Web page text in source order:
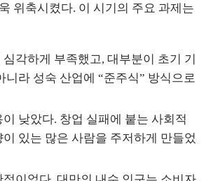
위축시켰다. 이 시기의 주요 과제는
각하게 부족했고, 대부분이 초기 기
니라 성숙 산업에 “준주식” 방식으로
낮았다. 창업 실패에 붙는 사회적
있는 많은 사람을 주저하게 만들었